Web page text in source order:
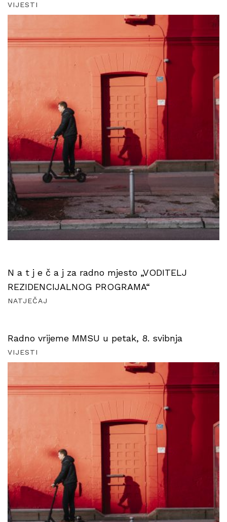
VIJESTI
N a t j e č a j za radno mjesto „VODITELJ
REZIDENCIJALNOG PROGRAMA“
NATJEČAJ
Radno vrijeme MMSU u petak, 8. svibnja
VIJESTI